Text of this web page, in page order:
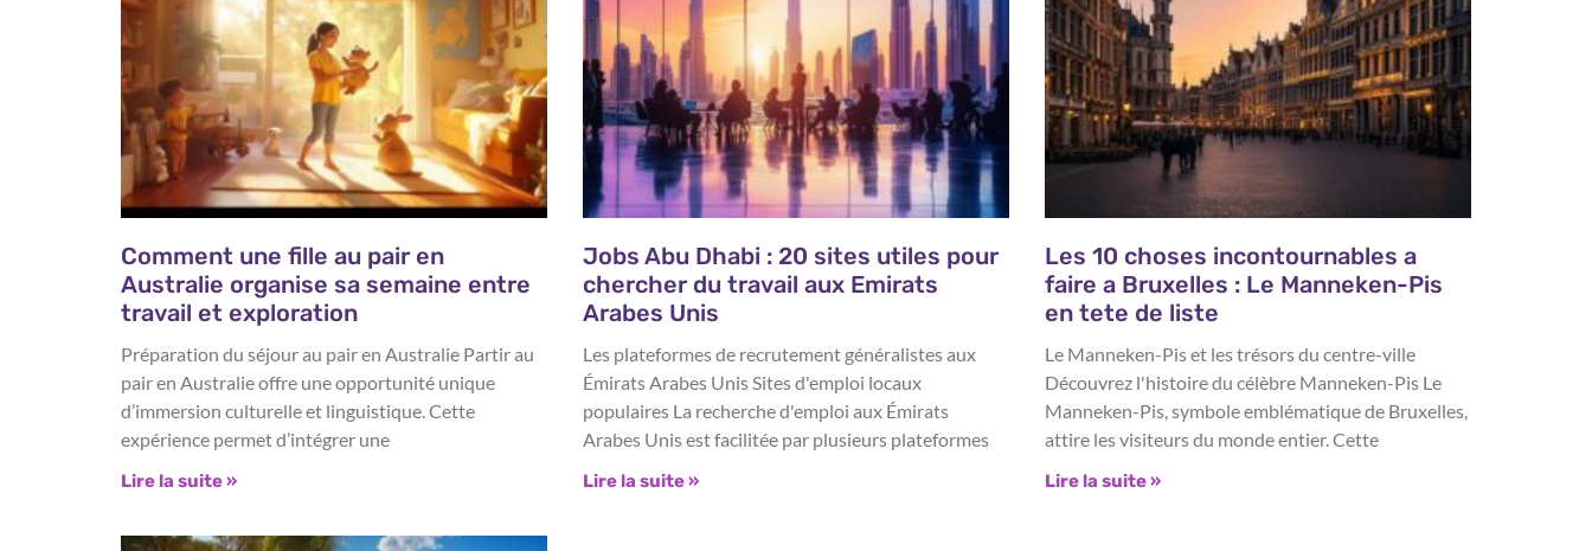
Comment une fille au pair en
Australie organise sa semaine entre
travail et exploration
Préparation du séjour au pair en Australie Partir au
pair en Australie offre une opportunité unique
d’immersion culturelle et linguistique. Cette
expérience permet d’intégrer une
Lire la suite »
Jobs Abu Dhabi : 20 sites utiles pour
chercher du travail aux Emirats
Arabes Unis
Les plateformes de recrutement généralistes aux
Émirats Arabes Unis Sites d'emploi locaux
populaires La recherche d'emploi aux Émirats
Arabes Unis est facilitée par plusieurs plateformes
Lire la suite »
Les 10 choses incontournables a
faire a Bruxelles : Le Manneken-Pis
en tete de liste
Le Manneken-Pis et les trésors du centre-ville
Découvrez l'histoire du célèbre Manneken-Pis Le
Manneken-Pis, symbole emblématique de Bruxelles,
attire les visiteurs du monde entier. Cette
Lire la suite »